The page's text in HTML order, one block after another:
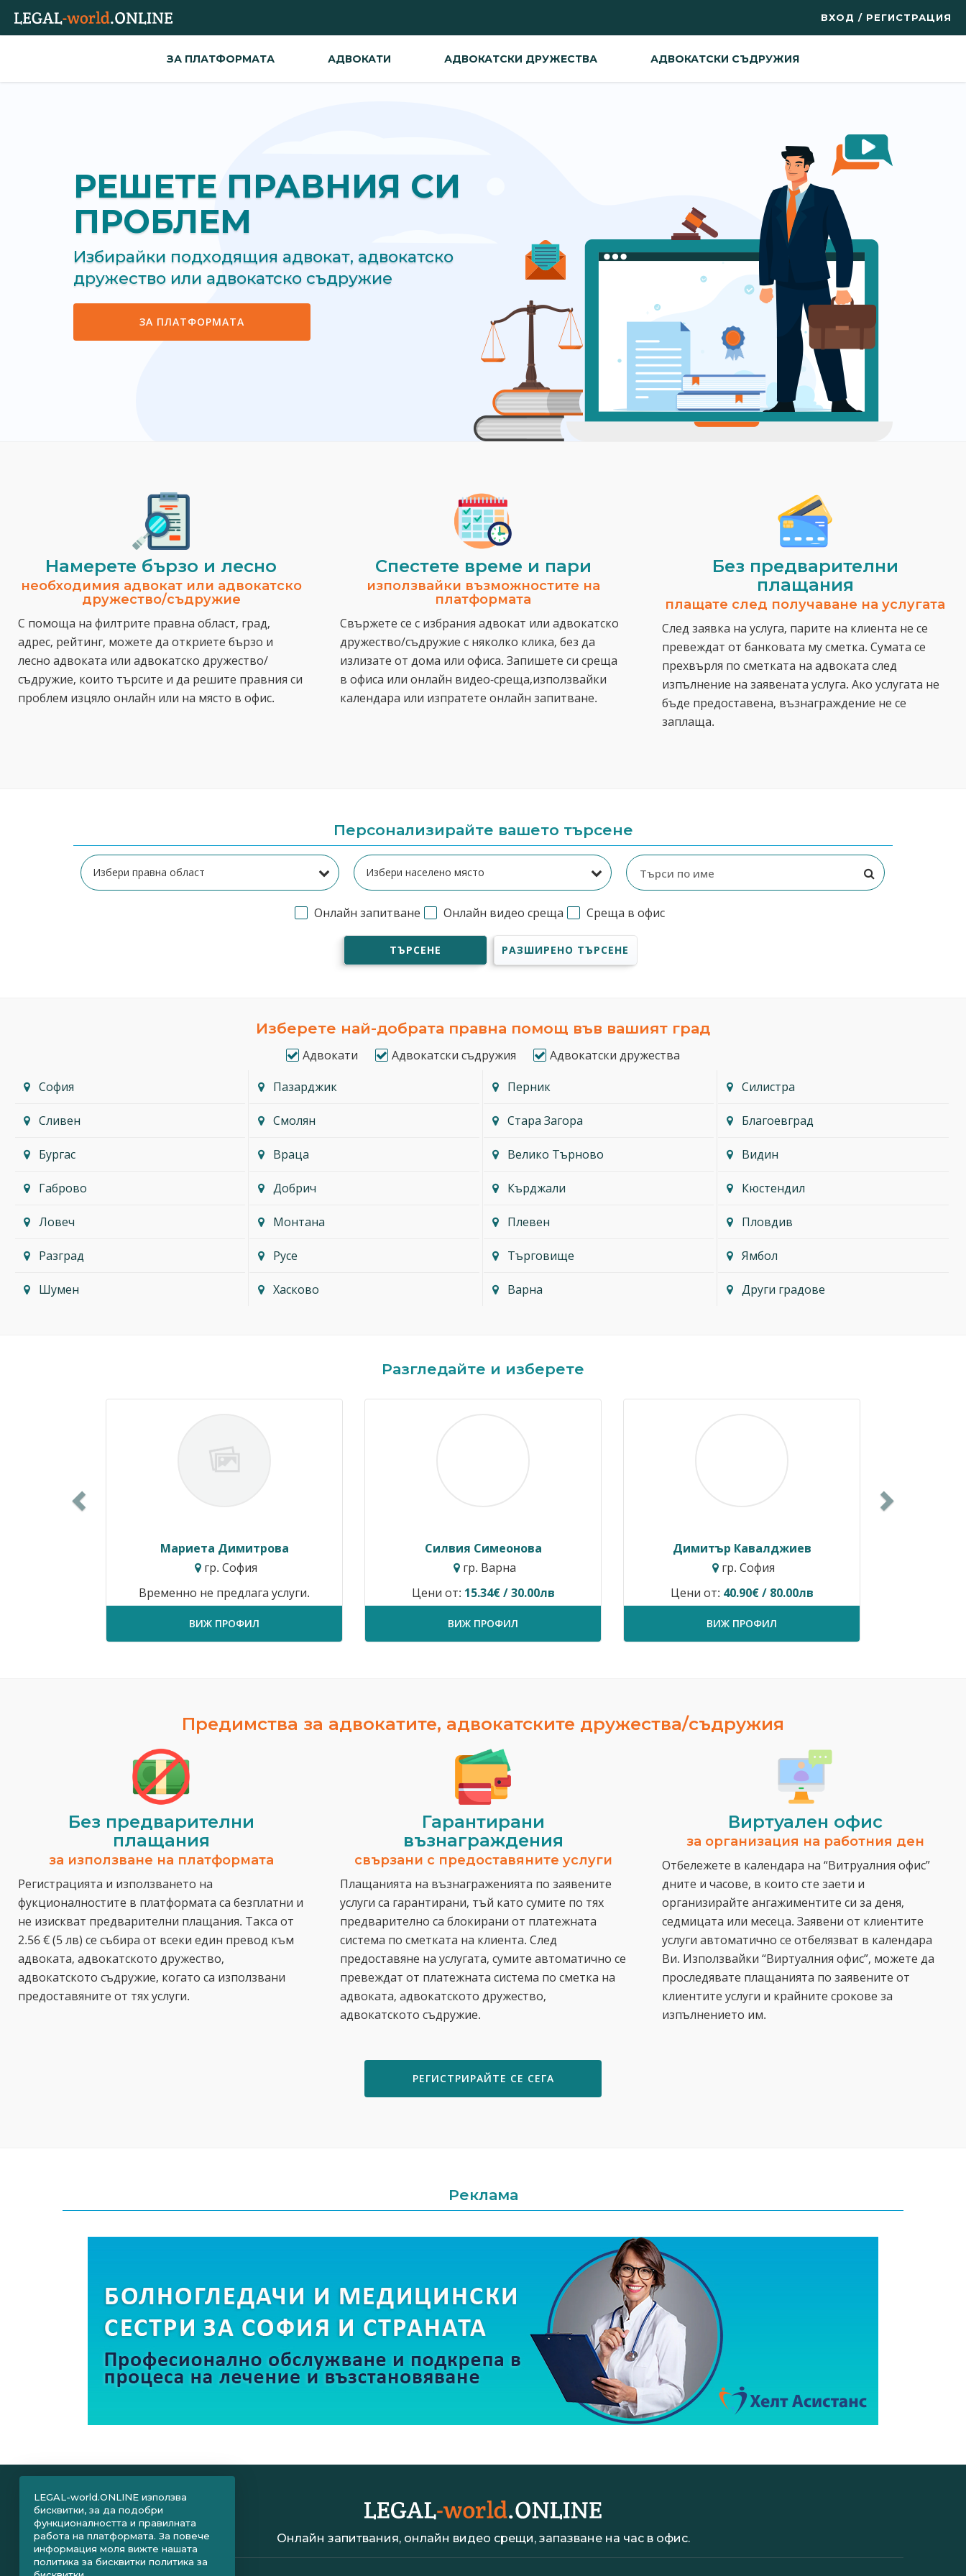
ВХОД / РЕГИСТРАЦИЯ
ЗА ПЛАТФОРМАТА АДВОКАТИ АДВОКАТСКИ ДРУЖЕСТВА АДВОКАТСКИ СЪДРУЖИЯ
РЕШЕТЕ ПРАВНИЯ СИ
ПРОБЛЕМ
Избирайки подходящия адвокат, адвокатско
дружество или адвокатско съдружие
ЗА ПЛАТФОРМАТА
Намерете бързо и лесно
необходимия адвокат или адвокатско
дружество/съдружие
С помоща на филтрите правна област, град,
адрес, рейтинг, можете да откриете бързо и
лесно адвоката или адвокатско дружество/
съдружие, които търсите и да решите правния си
проблем изцяло онлайн или на място в офис.
Спестeте време и пари
използвайки възможностите на
платформата
Свържете се с избрания адвокат или адвокатско
дружество/съдружие с няколко клика, без да
излизате от дома или офиса. Запишете си среща
в офиса или онлайн видео-среща,използвайки
календара или изпратете онлайн запитване.
Без предварителни
плащания
плащате след получаване на услугата
След заявка на услуга, парите на клиента не се
превеждат от банковата му сметка. Сумата се
прехвърля по сметката на адвоката след
изпълнение на заявената услуга. Ако услугата не
бъде предоставена, възнаграждение не се
заплаща.
Персонализирайте вашето търсене
Онлайн запитване Онлайн видео среща Среща в офис
ТЪРСЕНЕ РАЗШИРЕНО ТЪРСЕНЕ
Изберете най-добрата правна помощ във вашият град
Адвокати Адвокатски съдружия
Адвокатски дружества
София
Пазарджик Перник Силистра
Сливен Смолян Стара Загора Благоевград
Бургас Враца Велико Търново Видин
Габрово Добрич Кърджали Кюстендил
Ловеч Монтана Плевен Пловдив
Разград Русе Търговище Ямбол
Шумен Хасково Варна Други градове
Разгледайте и изберете
Мариета Димитрова
гр. София
Временно не предлага услуги.
ВИЖ ПРОФИЛ
Силвия Симеонова
гр. Варна
Цени от: 15.34€ / 30.00лв
ВИЖ ПРОФИЛ
Димитър Кавалджиев
гр. София
Цени от: 40.90€ / 80.00лв
ВИЖ ПРОФИЛ
Предимства за адвокатите, адвокатските дружества/съдружия
Без предварителни
плащания
за използване на платформата
Регистрацията и използването на
фукционалностите в платформата са безплатни и
не изискват предварителни плащания. Такса от
2.56 € (5 лв) се събира от всеки един превод към
адвоката, адвокатското дружество,
адвокатското съдружие, когато са използвани
предоставяните от тях услуги.
Гарантирани
възнаграждения
свързани с предоставяните услуги
Плащанията на възнаграженията по заявените
услуги са гарантирани, тъй като сумите по тях
предварително са блокирани от платежната
система по сметката на клиента. След
предоставяне на услугата, сумите автоматично се
превеждат от платежната система по сметка на
адвоката, адвокатското дружество,
адвокатското съдружие.
Виртуален офис
за организация на работния ден
Отбележете в календара на “Витруалния офис”
дните и часове, в които сте заети и
организирайте ангажиментите си за деня,
седмицата или месеца. Заявени от клиентите
услуги автоматично се отбелязват в календара
Ви. Използвайки “Виртуалния офис”, можете да
проследявате плащанията по заявените от
клиентите услуги и крайните срокове за
изпълнението им.
РЕГИСТРИРАЙТЕ СЕ СЕГА
Реклама
Онлайн запитвания, онлайн видео срещи, запазване на час в офис.
LEGAL-world.ONLINE използва
бисквитки, за да подобри
функционалността и правилната
работа на платформата. За повече
информация моля вижте нашата
политика за бисквитки политика за